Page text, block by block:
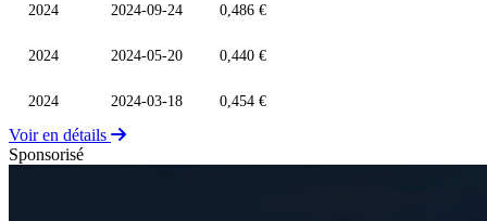
2024 2024-09-24 0,486 €
2024 2024-05-20 0,440 €
2024 2024-03-18 0,454 €
Voir en détails
Sponsorisé